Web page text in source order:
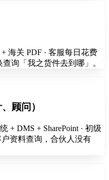
海关 PDF · 客服每日花费
询「我之货件去到哪」。
顾问）
+ DMS + SharePoint · 初级
户资料查询，合伙人没有